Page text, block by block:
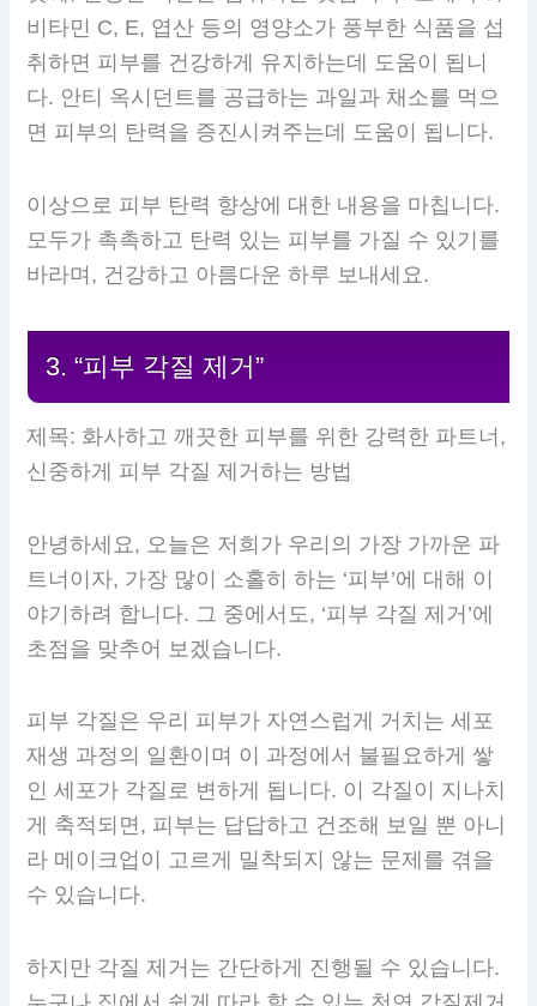
비타민 C, E, 엽산 등의 영양소가 풍부한 식품을 섭
취하면 피부를 건강하게 유지하는데 도움이 됩니
다. 안티 옥시던트를 공급하는 과일과 채소를 먹으
면 피부의 탄력을 증진시켜주는데 도움이 됩니다.
이상으로 피부 탄력 향상에 대한 내용을 마칩니다.
모두가 촉촉하고 탄력 있는 피부를 가질 수 있기를
바라며, 건강하고 아름다운 하루 보내세요.
3. “피부 각질 제거”
제목: 화사하고 깨끗한 피부를 위한 강력한 파트너,
신중하게 피부 각질 제거하는 방법
안녕하세요, 오늘은 저희가 우리의 가장 가까운 파
트너이자, 가장 많이 소홀히 하는 ‘피부’에 대해 이
야기하려 합니다. 그 중에서도, ‘피부 각질 제거’에
초점을 맞추어 보겠습니다.
피부 각질은 우리 피부가 자연스럽게 거치는 세포
재생 과정의 일환이며 이 과정에서 불필요하게 쌓
인 세포가 각질로 변하게 됩니다. 이 각질이 지나치
게 축적되면, 피부는 답답하고 건조해 보일 뿐 아니
라 메이크업이 고르게 밀착되지 않는 문제를 겪을
수 있습니다.
하지만 각질 제거는 간단하게 진행될 수 있습니다.